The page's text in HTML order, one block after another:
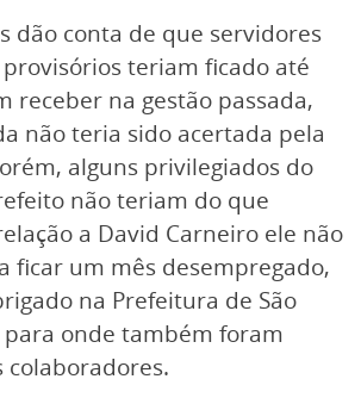
dão conta de que servidores
teriam ficado até
receber na gestão passada,
não teria sido acertada pela
alguns privilegiados do
não teriam do que
a David Carneiro ele não
ficar um mês desempregado,
na Prefeitura de São
para onde também foram
colaboradores.